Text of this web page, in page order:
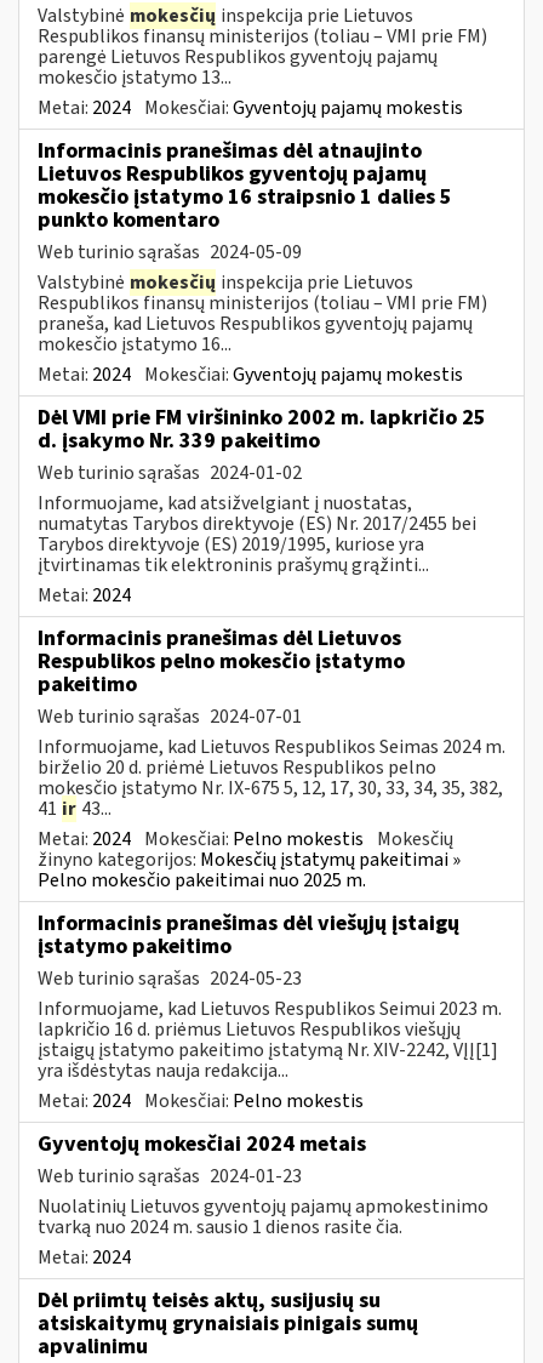
Valstybinė mokesčių inspekcija prie Lietuvos
Respublikos finansų ministerijos (toliau – VMI prie FM)
parengė Lietuvos Respublikos gyventojų pajamų
mokesčio įstatymo 13...
Metai: 2024 Mokesčiai:Gyventojų pajamų mokestis
Informacinis pranešimas dėl atnaujinto
Lietuvos Respublikos gyventojų pajamų
mokesčio įstatymo 16 straipsnio 1 dalies 5
punkto komentaro
Web turinio sąrašas 2024-05-09
Valstybinė mokesčių inspekcija prie Lietuvos
Respublikos finansų ministerijos (toliau – VMI prie FM)
praneša, kad Lietuvos Respublikos gyventojų pajamų
mokesčio įstatymo 16...
Metai: 2024 Mokesčiai:Gyventojų pajamų mokestis
Dėl VMI prie FM viršininko 2002 m. lapkričio 25
d. įsakymo Nr. 339 pakeitimo
Web turinio sąrašas 2024-01-02
Informuojame, kad atsižvelgiant į nuostatas,
numatytas Tarybos direktyvoje (ES) Nr. 2017/2455 bei
Tarybos direktyvoje (ES) 2019/1995, kuriose yra
įtvirtinamas tik elektroninis prašymų grąžinti...
Metai: 2024
Informacinis pranešimas dėl Lietuvos
Respublikos pelno mokesčio įstatymo
pakeitimo
Web turinio sąrašas 2024-07-01
Informuojame, kad Lietuvos Respublikos Seimas 2024 m.
birželio 20 d. priėmė Lietuvos Respublikos pelno
mokesčio įstatymo Nr. IX-675 5, 12, 17, 30, 33, 34, 35, 382,
41 ir 43...
Metai: 2024 Mokesčiai: Pelno mokestis Mokesčių
žinyno kategorijos: Mokesčių įstatymų pakeitimai »
Pelno mokesčio pakeitimai nuo 2025 m.
Informacinis pranešimas dėl viešųjų įstaigų
įstatymo pakeitimo
Web turinio sąrašas 2024-05-23
Informuojame, kad Lietuvos Respublikos Seimui 2023 m.
lapkričio 16 d. priėmus Lietuvos Respublikos viešųjų
įstaigų įstatymo pakeitimo įstatymą Nr. XIV-2242, VĮĮ[1]
yra išdėstytas nauja redakcija...
Metai: 2024 Mokesčiai: Pelno mokestis
Gyventojų mokesčiai 2024 metais
Web turinio sąrašas 2024-01-23
Nuolatinių Lietuvos gyventojų pajamų apmokestinimo
tvarką nuo 2024 m. sausio 1 dienos rasite čia.
Metai: 2024
Dėl priimtų teisės aktų, susijusių su
atsiskaitymų grynaisiais pinigais sumų
apvalinimu